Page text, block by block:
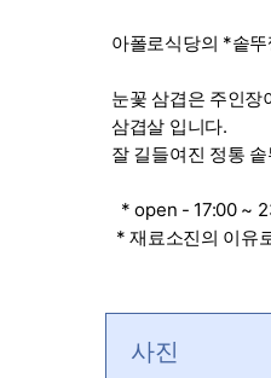
아폴로식당의 *솥
눈꽃 삼겹은 주인장
삼겹살 입니다.
잘 길들여진 정통
* open - 17:00 ~
* 재료소진의 이유
사진